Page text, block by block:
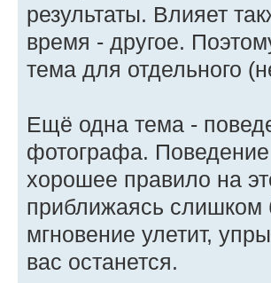
результаты. Влияет
время - другое.
тема для отдельного
Ещё одна тема -
фотографа.
хорошее правило на
приближаясь слишком
мгновение улетит,
вас останется.